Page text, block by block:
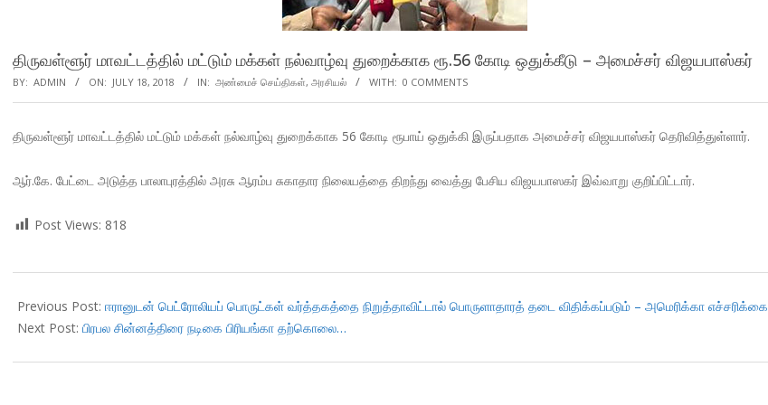
திருவள்ளூர் மாவட்டத்தில் மட்டும் மக்கள் நல்வாழ்வு துறைக்காக ரூ.56 கோடி ஒதுக்கீடு – அமைச்சர் விஜயபாஸ்கர்
BY: ADMIN ON: JULY 18, 2018 IN: அண்மைச் செய்திகள், அரசியல் WITH: 0 COMMENTS
திருவள்ளூர் மாவட்டத்தில் மட்டும் மக்கள் நல்வாழ்வு துறைக்காக 56 கோடி ரூபாய் ஒதுக்கி இருப்பதாக அமைச்சர் விஜயபாஸ்கர் தெரிவித்துள்ளார்.
ஆர்.கே. பேட்டை அடுத்த பாலாபுரத்தில் அரசு ஆரம்ப சுகாதார நிலையத்தை திறந்து வைத்து பேசிய விஜயபாஸகர் இவ்வாறு குறிப்பிட்டார்.
Post Views: 818
07-
18
Previous Post: ஈரானுடன் பெட்ரோலியப் பொருட்கள் வர்த்தகத்தை நிறுத்தாவிட்டால் பொருளாதாரத் தடை விதிக்கப்படும் – அமெரிக்கா எச்சரிக்கை
Next Post: பிரபல சின்னத்திரை நடிகை பிரியங்கா தற்கொலை…